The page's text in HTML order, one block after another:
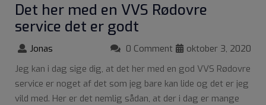
Det her med en VVS Rødovre
service det er godt
Jonas oktober 3, 2020
0 Comment
Jeg kan i dag sige dig, at det her med en god VVS Rødovre
service er noget af det som jeg bare kan lide og det er jeg
vild med. Her er det nemlig sådan, at der i dag er mange